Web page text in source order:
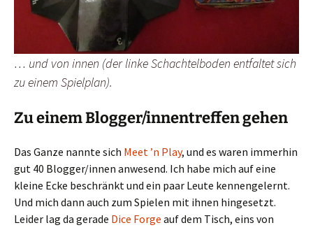
… und von innen (der linke Schachtelboden entfaltet sich
zu einem Spielplan).
Zu einem Blogger/innentreffen gehen
Das Ganze nannte sich Meet ’n Play, und es waren immerhin
gut 40 Blogger/innen anwesend. Ich habe mich auf eine
kleine Ecke beschränkt und ein paar Leute kennengelernt.
Und mich dann auch zum Spielen mit ihnen hingesetzt.
Leider lag da gerade Dice Forge auf dem Tisch, eins von